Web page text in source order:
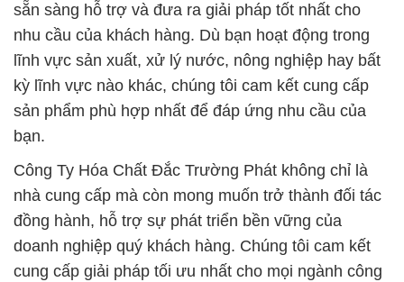
sẵn sàng hỗ trợ và đưa ra giải pháp tốt nhất cho
nhu cầu của khách hàng. Dù bạn hoạt động trong
lĩnh vực sản xuất, xử lý nước, nông nghiệp hay bất
kỳ lĩnh vực nào khác, chúng tôi cam kết cung cấp
sản phẩm phù hợp nhất để đáp ứng nhu cầu của
bạn.
Công Ty Hóa Chất Đắc Trường Phát không chỉ là
nhà cung cấp mà còn mong muốn trở thành đối tác
đồng hành, hỗ trợ sự phát triển bền vững của
doanh nghiệp quý khách hàng. Chúng tôi cam kết
cung cấp giải pháp tối ưu nhất cho mọi ngành công